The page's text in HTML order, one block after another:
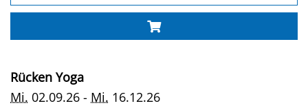
Rücken Yoga
Mi. 02.09.26 - Mi. 16.12.26